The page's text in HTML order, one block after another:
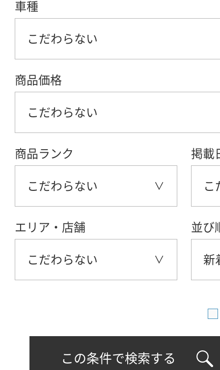
車種
こだわらない
商品価格
こだわらない
商品ランク
こだわらない
掲載
こ
エリア・店舗
こだわらない
並び
新
この条件で検索する